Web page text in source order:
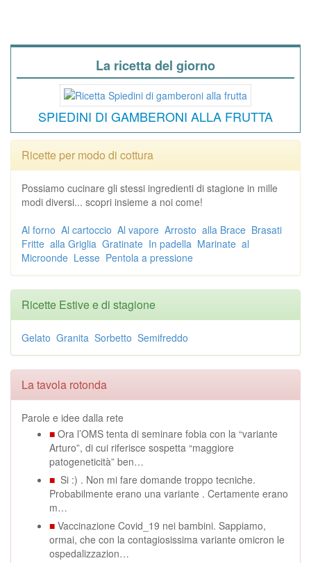
La ricetta del giorno
SPIEDINI DI GAMBERONI ALLA FRUTTA
Ricette per modo di cottura
Possiamo cucinare gli stessi ingredienti di stagione in mille
modi diversi... scopri insieme a noi come!
Al forno Al cartoccio Al vapore Arrosto alla Brace Brasati
Fritte alla Griglia Gratinate In padella Marinate al
Microonde Lesse Pentola a pressione
Ricette Estive e di stagione
Gelato Granita Sorbetto Semifreddo
La tavola rotonda
Parole e idee dalla rete
■ Ora l’OMS tenta di seminare fobia con la “variante
Arturo”, di cui riferisce sospetta “maggiore
patogeneticità” ben…
■ Si :) . Non mi fare domande troppo tecniche.
Probabilmente erano una variante . Certamente erano
m…
■ Vaccinazione Covid_19 nei bambini. Sappiamo,
ormai, che con la contagiosissima variante omicron le
ospedalizzazion…